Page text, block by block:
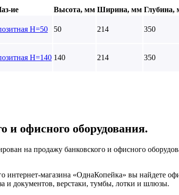
ие Высота, мм Ширина, мм Глубина,
Н=50 50 214 350
H=140 140 214 350
и офисного оборудования.
на продажу банковского и офисного
интернет-магазина «ОднаКопейка» вы найдете
и документов, верстаки, тумбы, лотки и шлюзы.